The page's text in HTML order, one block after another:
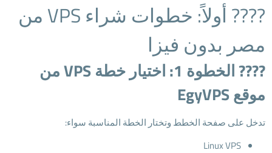
???? أولاً: خطوات شراء VPS من
مصر بدون فيزا
???? الخطوة 1: اختيار خطة VPS من
موقع EgyVPS
تدخل على صفحة الخطط وتختار الخطة المناسبة سواء:
Linux VPS